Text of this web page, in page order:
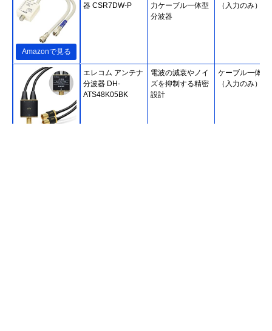
Amazonで見る
器 CSR7DW-P
力ケーブル一体型
分波器
（入力のみ）
エレコム アンテナ
分波器 DH-
ATS48K05BK
電波の減衰やノイ
ズを抑制する精密
設計
ケーブル一体型
（入力のみ）